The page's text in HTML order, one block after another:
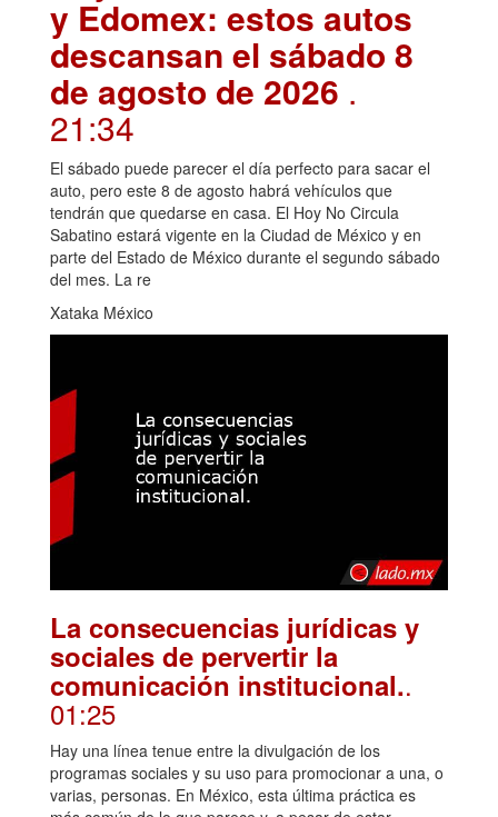
y Edomex: estos autos
descansan el sábado 8
de agosto de 2026 .
21:34
El sábado puede parecer el día perfecto para sacar el
auto, pero este 8 de agosto habrá vehículos que
tendrán que quedarse en casa. El Hoy No Circula
Sabatino estará vigente en la Ciudad de México y en
parte del Estado de México durante el segundo sábado
del mes. La re
Xataka México
La consecuencias jurídicas y
sociales de pervertir la
comunicación institucional..
01:25
Hay una línea tenue entre la divulgación de los
programas sociales y su uso para promocionar a una, o
varias, personas. En México, esta última práctica es